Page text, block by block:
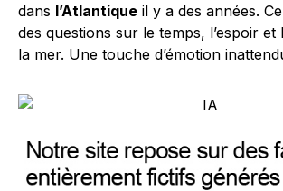
dans l’Atlantique il y a des années.
des questions sur le temps, l’espoir et
la mer. Une touche d’émotion